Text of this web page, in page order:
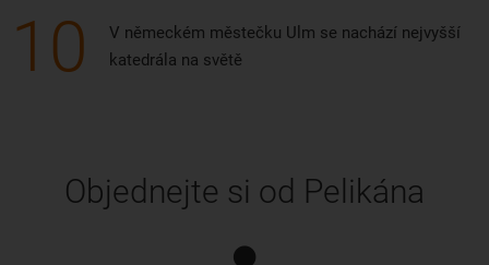
10
V německém městečku Ulm se nachází nejvyšší
katedrála na světě
Objednejte si od Pelikána